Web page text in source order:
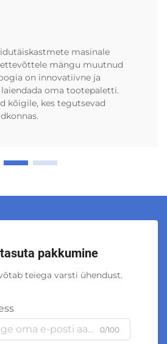
masinale
mängu muutnud
on innovatiivne ja
oma tootepaletti.
kõigile, kes tegutsevad
pakkumine
teiega varsti ühendust.
0/100